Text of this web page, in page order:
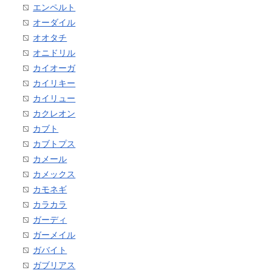
エンペルト
オーダイル
オオタチ
オニドリル
カイオーガ
カイリキー
カイリュー
カクレオン
カブト
カブトプス
カメール
カメックス
カモネギ
カラカラ
ガーディ
ガーメイル
ガバイト
ガブリアス